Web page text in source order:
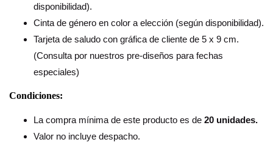
disponibilidad).
Cinta de género en color a elección (según disponibilidad).
Tarjeta de saludo con gráfica de cliente de 5 x 9 cm.
(Consulta por nuestros pre-diseños para fechas
especiales)
Condiciones:
La compra mínima de este producto es de 20 unidades.
Valor no incluye despacho.